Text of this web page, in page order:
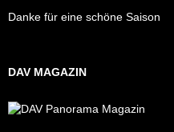
Danke für eine schöne Saison
DAV MAGAZIN